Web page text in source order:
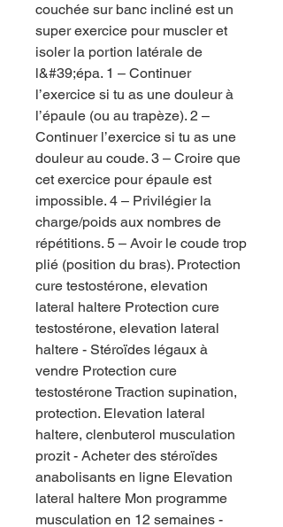
couchée sur banc incliné est un
super exercice pour muscler et
isoler la portion latérale de
l&#39;épa. 1 – Continuer
l’exercice si tu as une douleur à
l’épaule (ou au trapèze). 2 –
Continuer l’exercice si tu as une
douleur au coude. 3 – Croire que
cet exercice pour épaule est
impossible. 4 – Privilégier la
charge/poids aux nombres de
répétitions. 5 – Avoir le coude trop
plié (position du bras). Protection
cure testostérone, elevation
lateral haltere Protection cure
testostérone, elevation lateral
haltere - Stéroïdes légaux à
vendre Protection cure
testostérone Traction supination,
protection. Elevation lateral
haltere, clenbuterol musculation
prozit - Acheter des stéroïdes
anabolisants en ligne Elevation
lateral haltere Mon programme
musculation en 12 semaines -